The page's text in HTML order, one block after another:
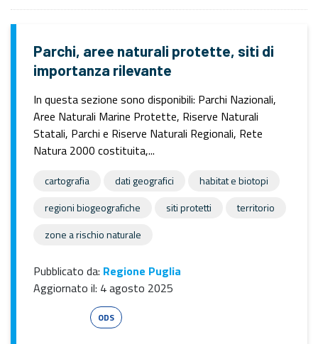
Parchi, aree naturali protette, siti di
importanza rilevante
In questa sezione sono disponibili: Parchi Nazionali,
Aree Naturali Marine Protette, Riserve Naturali
Statali, Parchi e Riserve Naturali Regionali, Rete
Natura 2000 costituita,...
cartografia dati geografici
habitat e biotopi
regioni biogeografiche
siti protetti
territorio
zone a rischio naturale
Pubblicato da: Regione Puglia
Aggiornato il: 4 agosto 2025
ODS